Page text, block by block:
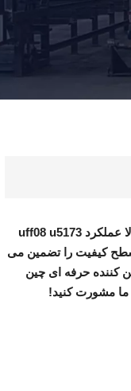
عملکرد uff08 u5173
کیفیت را تضمین می
کننده حرفه ای چین
ما مشورت کنید!